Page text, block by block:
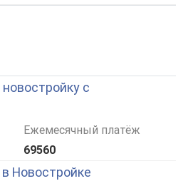
с
Ежемесячный платёж
69560
Новостройке